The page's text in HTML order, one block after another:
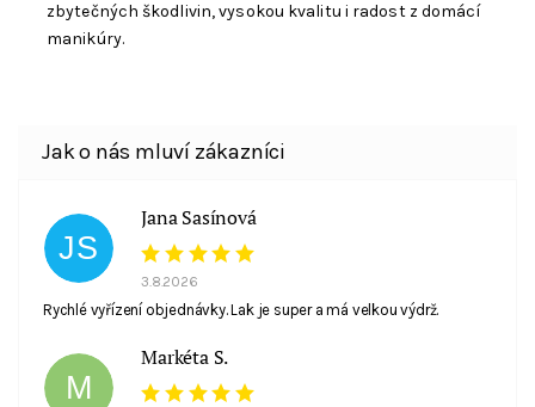
mail není viditelný pro ostatní nakupující.
zbytečných škodlivin, vysokou kvalitu i radost z domácí
manikúry.
JS
Jana Sasínová
3.8.2026
Rychlé vyřízení objednávky. Lak je super a má velkou výdrž.
M
Markéta S.